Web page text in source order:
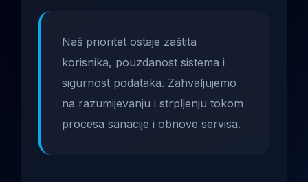
Naš prioritet ostaje zaštita
korisnika, pouzdanost sistema i
sigurnost podataka. Zahvaljujemo
na razumijevanju i strpljenju tokom
procesa sanacije i obnove servisa.